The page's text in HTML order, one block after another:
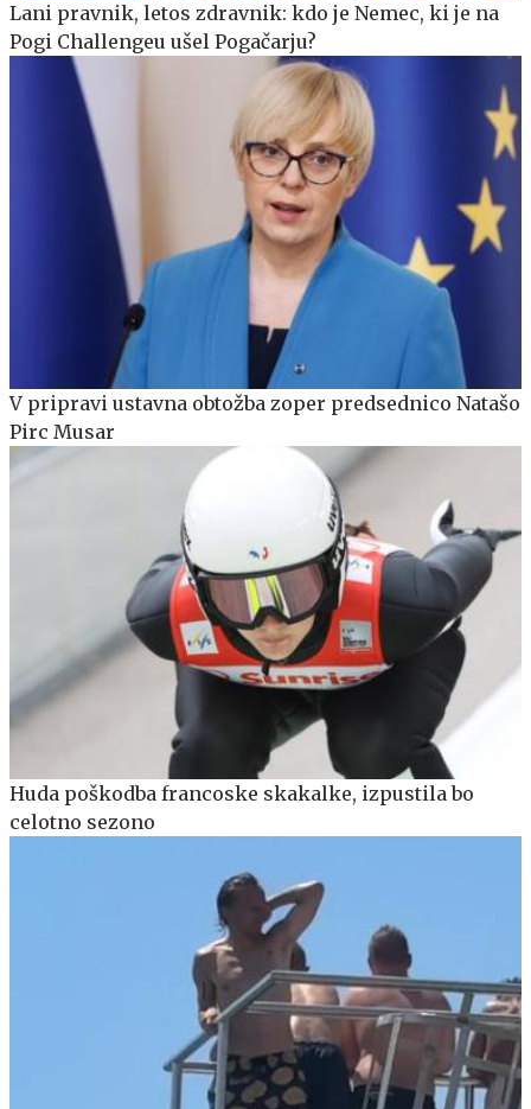
Lani pravnik, letos zdravnik: kdo je Nemec, ki je na
Pogi Challengeu ušel Pogačarju?
V pripravi ustavna obtožba zoper predsednico Natašo
Pirc Musar
Huda poškodba francoske skakalke, izpustila bo
celotno sezono